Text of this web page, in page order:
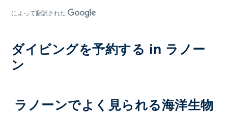
によって翻訳された
ダイビングを予約する in ラノー
ン
ラノーンでよく見られる海洋生物